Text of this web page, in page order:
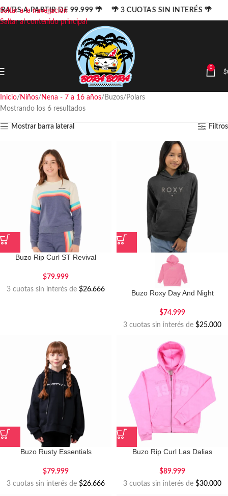
Saltar a la navegación
Saltar al contenido principal
0 $
Inicio Niños Nena - 7 a 16 años Buzos/Polars
Mostrando los 6 resultados
Mostrar barra lateral Filtros
Buzo Rip Curl ST Revival
$79.999
3 cuotas sin interés de $26.666 Buzo Roxy Day And Night
$74.999
3 cuotas sin interés de $25.000
Buzo Rusty Essentials
$79.999
3 cuotas sin interés de $26.666
Buzo Rip Curl Las Dalias
$89.999
3 cuotas sin interés de $30.000
A PARTIR DE 99.999 🌴 🌴 3 CUOTAS SIN INTERÉS 🌴